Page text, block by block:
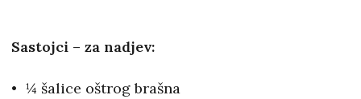
Sastojci – za nadjev:
¼ šalice oštrog brašna